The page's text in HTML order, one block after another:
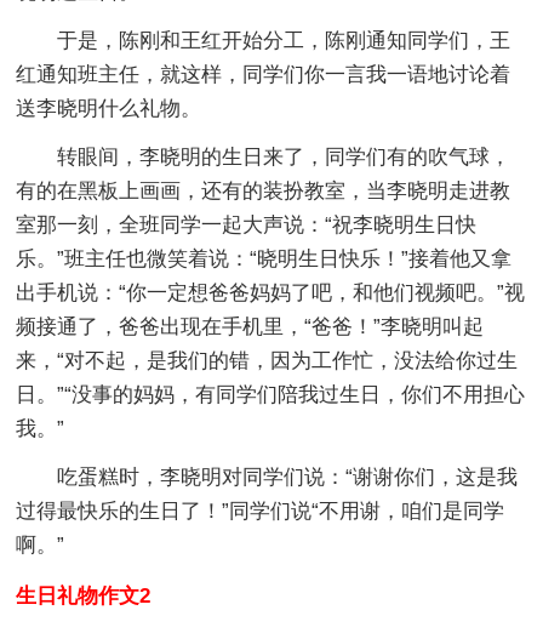
于是，陈刚和王红开始分工，陈刚通知同学们，王
红通知班主任，就这样，同学们你一言我一语地讨论着
送李晓明什么礼物。
转眼间，李晓明的生日来了，同学们有的吹气球，
有的在黑板上画画，还有的装扮教室，当李晓明走进教
室那一刻，全班同学一起大声说：“祝李晓明生日快
乐。”班主任也微笑着说：“晓明生日快乐！”接着他又拿
出手机说：“你一定想爸爸妈妈了吧，和他们视频吧。”视
频接通了，爸爸出现在手机里，“爸爸！”李晓明叫起
来，“对不起，是我们的错，因为工作忙，没法给你过生
日。”“没事的妈妈，有同学们陪我过生日，你们不用担心
我。”
吃蛋糕时，李晓明对同学们说：“谢谢你们，这是我
过得最快乐的生日了！”同学们说“不用谢，咱们是同学
啊。”
生日礼物作文2